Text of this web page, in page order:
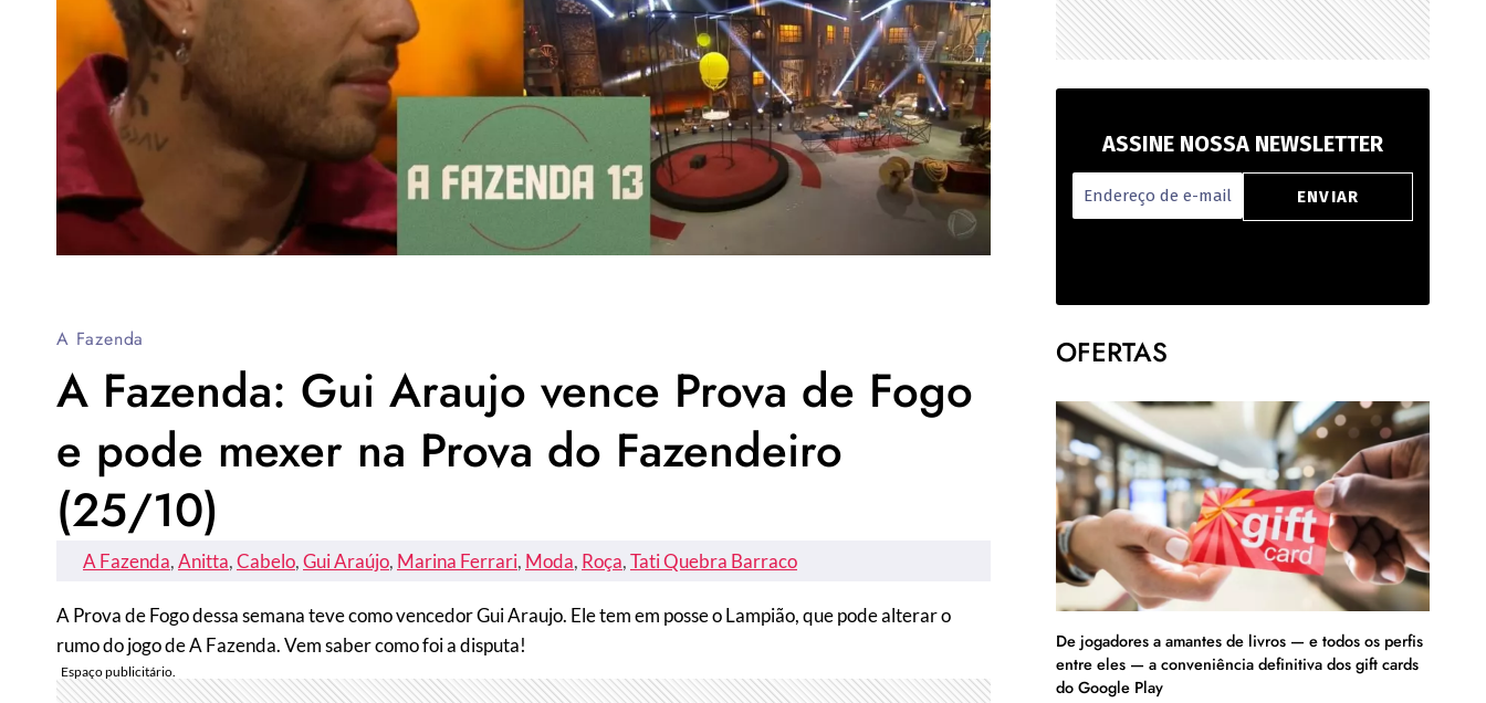
A Fazenda
A Fazenda: Gui Araujo vence Prova de Fogo
e pode mexer na Prova do Fazendeiro
(25/10)
A Fazenda, Anitta, Cabelo, Gui Araújo, Marina Ferrari, Moda, Roça, Tati Quebra Barraco
A Prova de Fogo dessa semana teve como vencedor Gui Araujo. Ele tem em posse o Lampião, que pode alterar o
rumo do jogo de A Fazenda. Vem saber como foi a disputa!
ASSINE NOSSA NEWSLETTER
OFERTAS
De jogadores a amantes de livros — e todos os perfis
entre eles — a conveniência definitiva dos gift cards
do Google Play